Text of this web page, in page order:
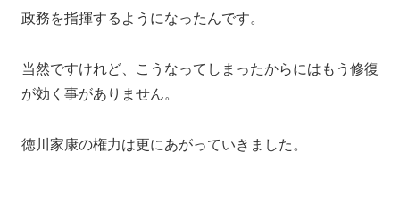
政務を指揮するようになったんです。
当然ですけれど、こうなってしまったからにはもう修復
が効く事がありません。
徳川家康の権力は更にあがっていきました。